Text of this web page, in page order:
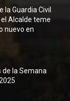
la Guardia Civil
Alcalde teme
nuevo en
de la Semana